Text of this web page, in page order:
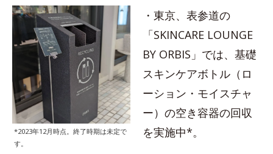
*2023年12月時点。終了時期は未定で
す。
・東京、表参道の
「SKINCARE LOUNGE
BY ORBIS」では、基礎
スキンケアボトル（ロ
ーション・モイスチャ
ー）の空き容器の回収
を実施中*。